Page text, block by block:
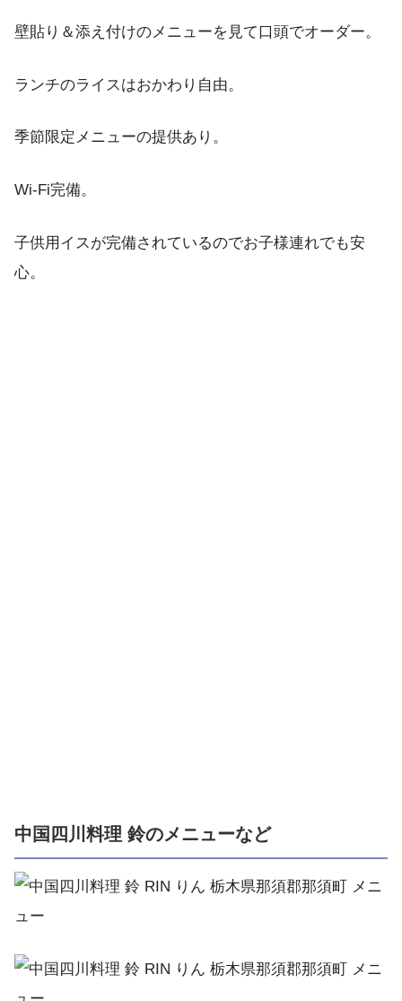
壁貼り＆添え付けのメニューを見て口頭でオーダー。
ランチのライスはおかわり自由。
季節限定メニューの提供あり。
Wi-Fi完備。
子供用イスが完備されているのでお子様連れでも安
心。
中国四川料理 鈴のメニューなど